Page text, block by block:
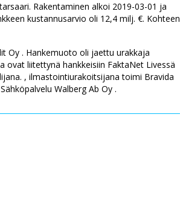
Rakentaminen alkoi 2019-03-01 ja
kustannusarvio oli 12,4 milj. €. Kohteen
Oy . Hankemuoto oli jaettu urakkaja
ovat liitettynä hankkeisiin FaktaNet Livessä
, ilmastointiurakoitsijana toimi Bravida
Walberg Ab Oy .